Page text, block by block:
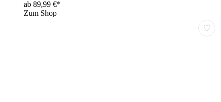
ab 89,99 €*
Zum Shop
♡